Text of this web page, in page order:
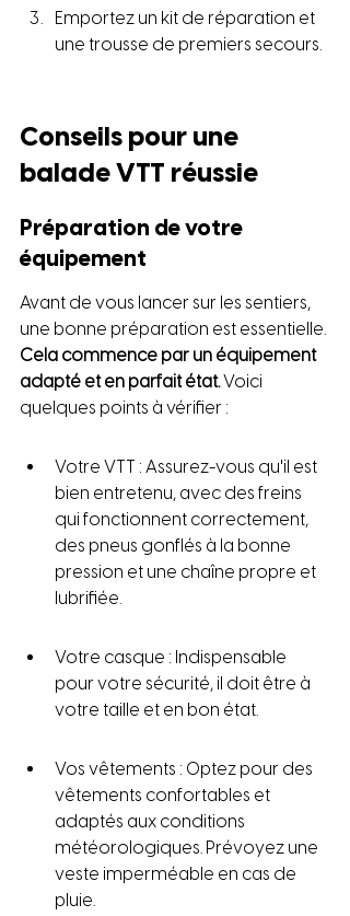
Emportez un kit de réparation et
une trousse de premiers secours.
Conseils pour une
balade VTT réussie
Préparation de votre
équipement
Avant de vous lancer sur les sentiers,
une bonne préparation est essentielle.
Cela commence par un équipement
adapté et en parfait état. Voici
quelques points à vérifier :
Votre VTT : Assurez-vous qu'il est
bien entretenu, avec des freins
qui fonctionnent correctement,
des pneus gonflés à la bonne
pression et une chaîne propre et
lubrifiée.
Votre casque : Indispensable
pour votre sécurité, il doit être à
votre taille et en bon état.
Vos vêtements : Optez pour des
vêtements confortables et
adaptés aux conditions
météorologiques. Prévoyez une
veste imperméable en cas de
pluie.